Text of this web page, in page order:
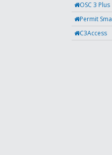
OSC 3 Plus
Permit
C3Access